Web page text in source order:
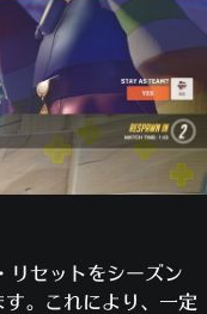
リセットをシーズン
。これにより、一定